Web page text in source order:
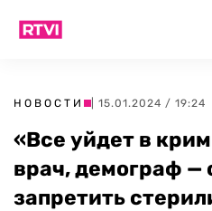
НОВОСТИ | 15.01.2024 / 19:24
«Все уйдет в
врач, демограф —
запретить